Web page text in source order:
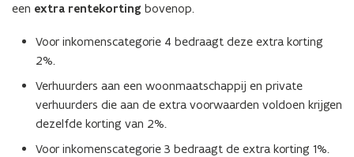
een extra rentekorting bovenop.
Voor inkomenscategorie 4 bedraagt deze extra korting
2%.
Verhuurders aan een woonmaatschappij en private
verhuurders die aan de extra voorwaarden voldoen krijgen
dezelfde korting van 2%.
Voor inkomenscategorie 3 bedraagt de extra korting 1%.